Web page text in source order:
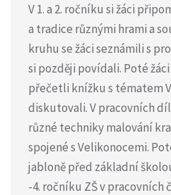
V 1. a 2. ročníku si žáci
a tradice různými hrami a
kruhu se žáci seznámili s
si později povídali. Poté
přečetli knížku s tématem
diskutovali. V pracovních
různé techniky malování
spojené s Velikonocemi.
jabloně před základní
-4. ročníku ZŠ v pracovních